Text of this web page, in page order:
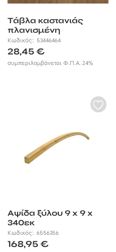
Τάβλα καστανιάς
πλανισμένη
2,5x18x250 εκ.
Κωδικός: 53446464
28,45€
συμπεριλαμβάνεται Φ.Π.Α. 24%
Αψίδα ξύλου 9 x 9 x
340εκ
Κωδικός: 6556356
168,95€